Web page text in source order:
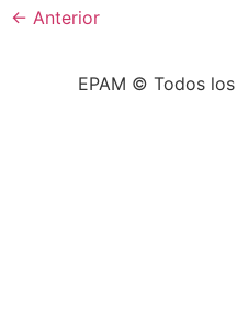
← Anterior
EPAM © Todos